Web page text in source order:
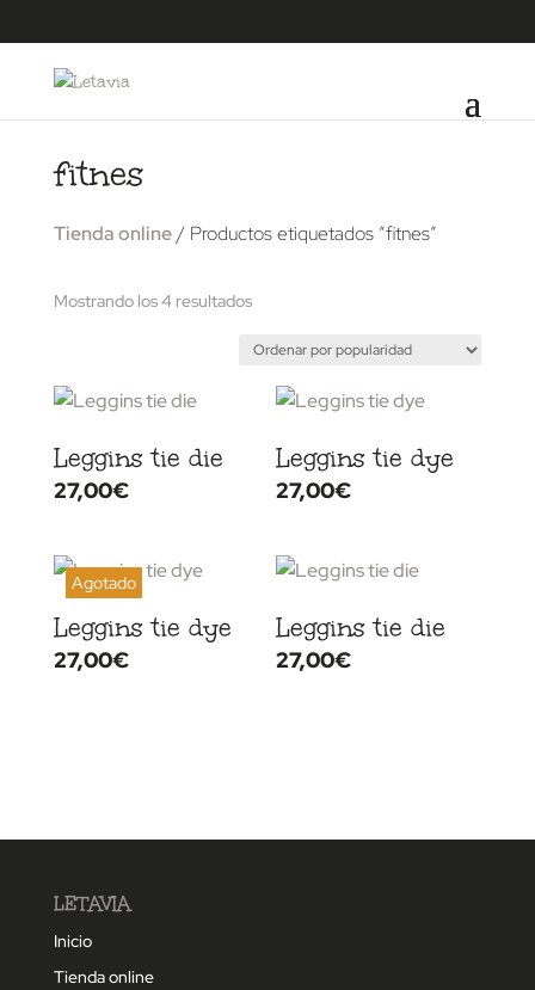
fitnes
Tienda online/ Productos etiquetados “fitnes”
Mostrando los 4 resultadosOrdenado
popularidad
Leggins tie die
27,00€
Leggins tie dye
27,00€
Leggins tie dye
27,00€
Leggins tie die
27,00€
LETAVIA
Inicio
Tienda online